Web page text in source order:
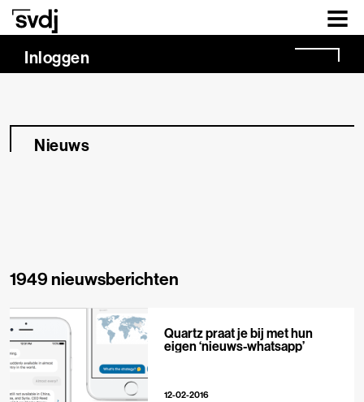
Naar hoofdinhoud
Inloggen
Nieuws
1949 nieuwsberichten
Quartz praat je bij met hun
eigen ‘nieuws-whatsapp’
12-02-2016